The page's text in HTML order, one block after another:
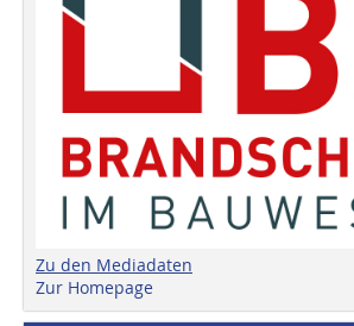
Zu den Mediadaten
Zur Homepage